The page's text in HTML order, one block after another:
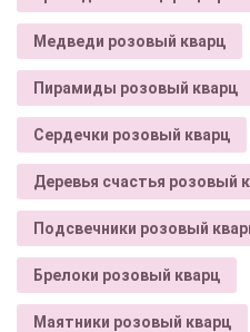
Медведи розовый кварц
Пирамиды розовый кварц
Сердечки розовый кварц
Деревья счастья розовый
Подсвечники розовый
Брелоки розовый кварц
Маятники розовый кварц